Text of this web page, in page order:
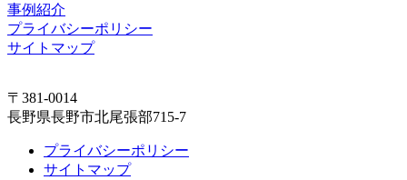
事例紹介
プライバシーポリシー
サイトマップ
〒381-0014
長野県長野市北尾張部715-7
プライバシーポリシー
サイトマップ